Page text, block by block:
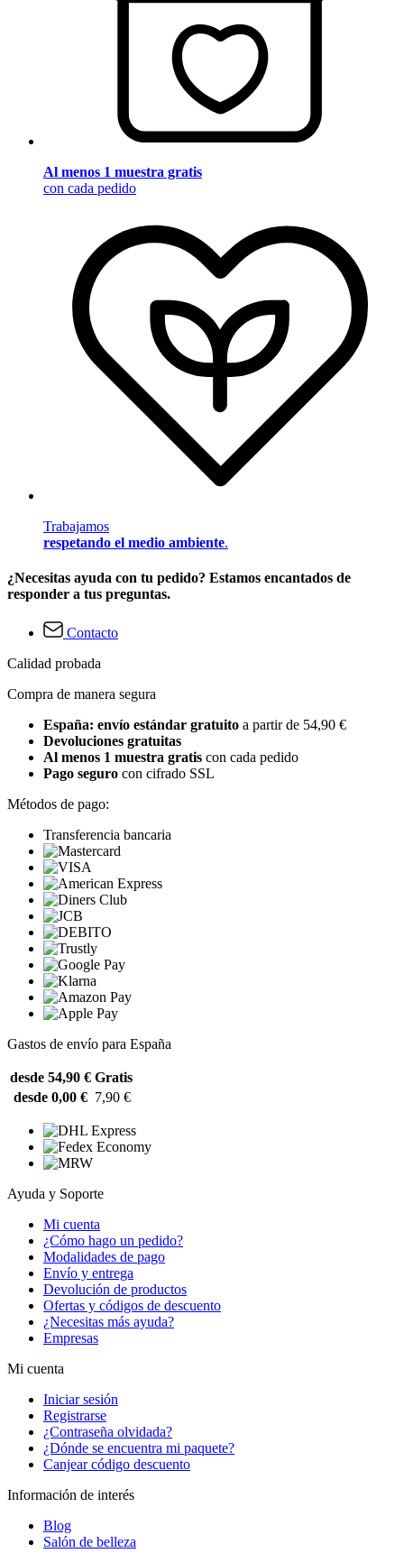
Al menos 1 muestra gratis
con cada pedido
Trabajamos
respetando el medio ambiente.
¿Necesitas ayuda con tu pedido? Estamos encantados de
responder a tus preguntas.
Contacto
Calidad probada
Compra de manera segura
España: envío estándar gratuito a partir de 54,90 €
Devoluciones gratuitas
Al menos 1 muestra gratis con cada pedido
Pago seguro con cifrado SSL
Métodos de pago:
Transferencia bancaria
Gastos de envío para España
desde 54,90 € Gratis
desde 0,00 € 7,90 €
Ayuda y Soporte
Mi cuenta
¿Cómo hago un pedido?
Modalidades de pago
Envío y entrega
Devolución de productos
Ofertas y códigos de descuento
¿Necesitas más ayuda?
Empresas
Mi cuenta
Iniciar sesión
Registrarse
¿Contraseña olvidada?
¿Dónde se encuentra mi paquete?
Canjear código descuento
Información de interés
Blog
Salón de belleza